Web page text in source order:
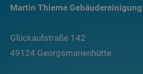
Martin Thieme Gebäudereinigung
Glückaufstraße 142
49124 Georgsmarienhütte